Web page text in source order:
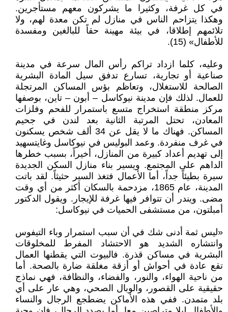
في كل غرفة، وكثيرا ما يشركون معهم مستأجرين.
وهكذا يتزاحم الناس في منازل لم تكن معدة لهم، ولا
تلائمهم إطلاقا، في بيئة مهينة حقاً للبالغين ومفسدة
للأطفال» (15).
وعليه، كلما ازداد تراكم رأس المال سرعة في مدينة
صناعية أو تجارية، تسارع تدفق سيل المادة البشرية
الصالحة للاستغلال، وتعاظم بؤس المساكن المرتجلة
للعمال. لذلك فإن مدينة نيوكاسل – أبون – تاین، بوصفها
مرکز منطقة استخراج متسع باستمرار للفحم وفلزات
المعادن، تحتل المرتبة الثانية بعد لندن في جحيم
المساكن. فهناك ما لا يقل عن 34 ألف شخص يسكنون
في غرف منفردة. وعمد البوليس في نیوکاسل وغایتسهيد
إلى تهديم أعداد كبيرة من المنازل، أخيراً، بسبب خطرها
الداهم على المجتمع. ويسير بناء منازل السكن الجديدة
سيرة بطيئاً جداً، أما الأعمال فتغذ السير حثيثاً. لقد باتت
المدينة، عام 1865، مزدحمة بالسكان أكثر من أي وقت
مضى. ويندر أن تتوافر فيها غرفة للإيجار. ويقول الدكتور
أمبلتون، من مستشفى الحميات في نيوکاسل:
«ليس ثمة أدنى شك في أن سبب استمرار وباء التيفوس
وانتشاره الشديد هو الاحتشاد المفرط للمخلوقات
البشرية في مساكن قذرة. فالبيوت التي يقطنها العمال
تقع عادة في أحواش أو أزقة مغلقة ضارة بالصحة. أما
من ناحية الهواء، والنور، والفضاء، والنظافة، فهي نماذج
حقيقية على القصور، والوبال الصحي، وهي عار على أي
بلد متمدن. ففي هذه الأماكن يضطجع الرجال والنساء